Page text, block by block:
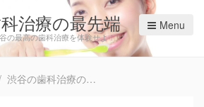
治療の最先端
の最高の歯科治療を体験せよ！
Menu
渋谷の歯科治療のメリットと注意点